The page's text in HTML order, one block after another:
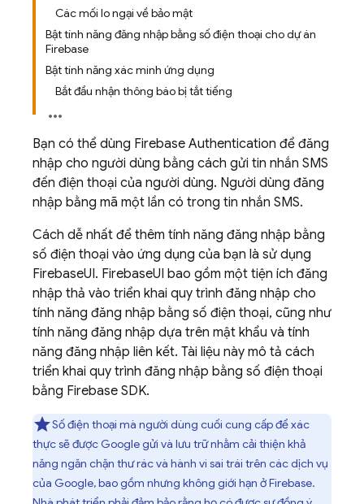
Các mối lo ngại về bảo mật
Bật tính năng đăng nhập bằng số điện thoại cho dự án
Firebase
Bật tính năng xác minh ứng dụng
Bắt đầu nhận thông báo bị tắt tiếng
Bạn có thể dùng Firebase Authentication để đăng
nhập cho người dùng bằng cách gửi tin nhắn SMS
đến điện thoại của người dùng. Người dùng đăng
nhập bằng mã một lần có trong tin nhắn SMS.
Cách dễ nhất để thêm tính năng đăng nhập bằng
số điện thoại vào ứng dụng của bạn là sử dụng
FirebaseUI. FirebaseUI bao gồm một tiện ích đăng
nhập thả vào triển khai quy trình đăng nhập cho
tính năng đăng nhập bằng số điện thoại, cũng như
tính năng đăng nhập dựa trên mật khẩu và tính
năng đăng nhập liên kết. Tài liệu này mô tả cách
triển khai quy trình đăng nhập bằng số điện thoại
bằng Firebase SDK.
Số điện thoại mà người dùng cuối cung cấp để xác
thực sẽ được Google gửi và lưu trữ nhằm cải thiện khả
năng ngăn chặn thư rác và hành vi sai trái trên các dịch vụ
của Google, bao gồm nhưng không giới hạn ở Firebase.